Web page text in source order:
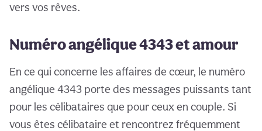
vers vos rêves.
Numéro angélique 4343 et amour
En ce qui concerne les affaires de cœur, le numéro
angélique 4343 porte des messages puissants tant
pour les célibataires que pour ceux en couple. Si
vous êtes célibataire et rencontrez fréquemment